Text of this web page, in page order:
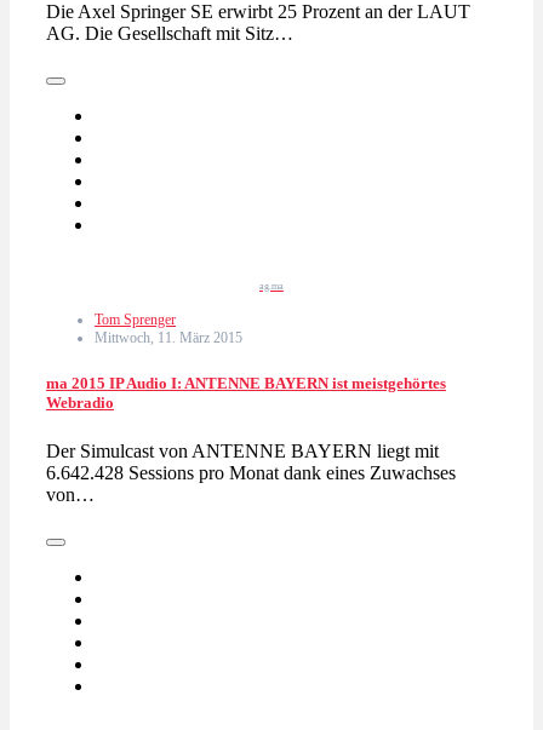
Die Axel Springer SE erwirbt 25 Prozent an der LAUT
AG. Die Gesellschaft mit Sitz…
ag.ma
Tom Sprenger
Mittwoch, 11. März 2015
ma 2015 IP Audio I: ANTENNE BAYERN ist meistgehörtes
Webradio
Der Simulcast von ANTENNE BAYERN liegt mit
6.642.428 Sessions pro Monat dank eines Zuwachses
von…